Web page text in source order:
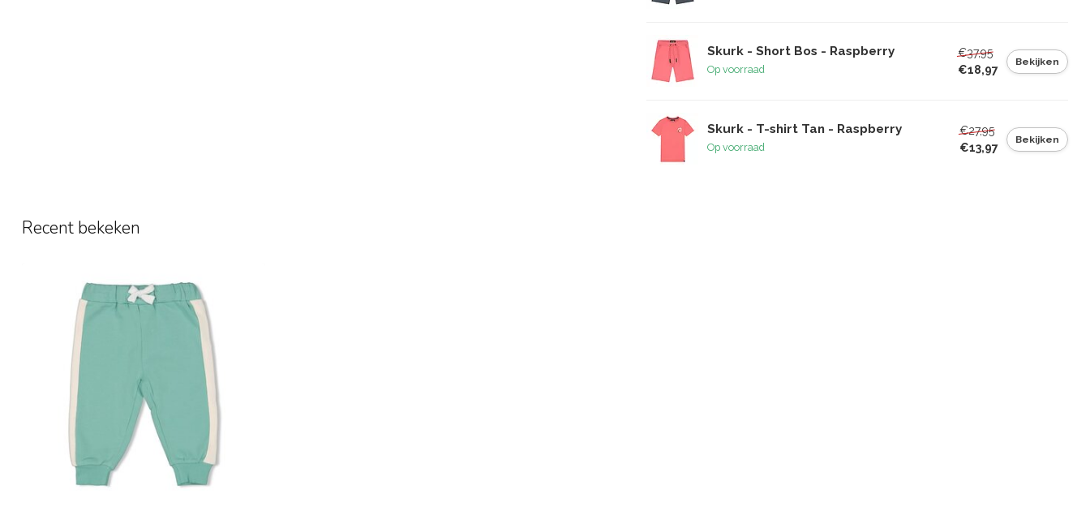
Skurk - Short Bos - Raspberry
Op voorraad
€37,95
€18,97
Bekijken
Skurk - T-shirt Tan - Raspberry
Op voorraad
€27,95
€13,97
Bekijken
Recent bekeken